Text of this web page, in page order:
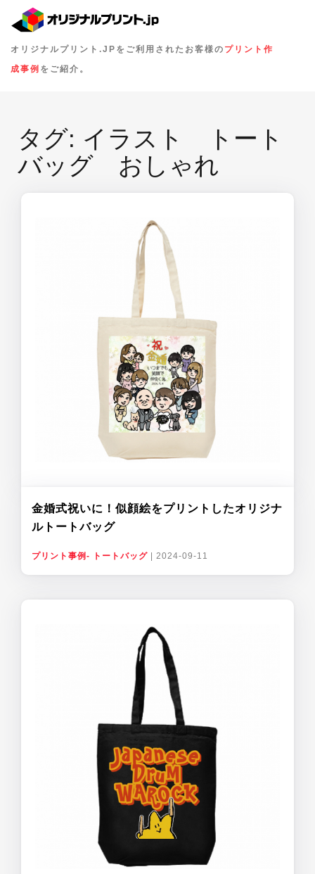
オリジナルプリント.JPをご利用されたお客様の プリント作
成事例 をご紹介。
タグ: イラスト トート
バッグ おしゃれ
金婚式祝いに！似顔絵をプリントしたオリジナ
ルトートバッグ
プリント事例- トートバッグ 2024-09-11